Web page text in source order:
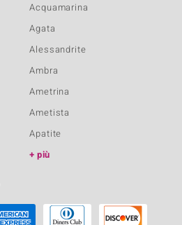
Acquamarina
Agata
Alessandrite
Ambra
Ametrina
Ametista
Apatite
più